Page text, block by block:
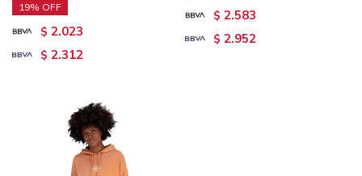
19
$ 2.023
$ 2.312
$ 2.583
$ 2.952